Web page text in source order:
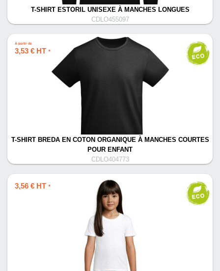
T-SHIRT ESTORIL UNISEXE À MANCHES LONGUES
CDLO455097
À partir de
3,53 € HT *
T-SHIRT BREDA EN COTON ORGANIQUE À MANCHES COURTES
POUR ENFANT
CDLO404773
3,56 € HT *